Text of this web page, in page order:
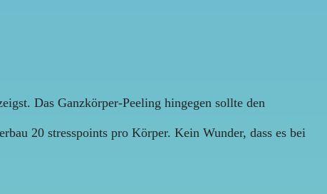
Das Ganzkörper-Peeling hingegen sollte den
20 stresspoints pro Körper. Kein Wunder, dass es bei